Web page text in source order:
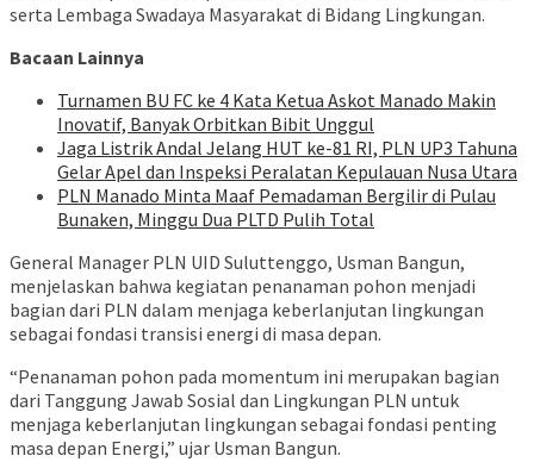
serta Lembaga Swadaya Masyarakat di Bidang Lingkungan.
Bacaan Lainnya
Turnamen BU FC ke 4 Kata Ketua Askot Manado Makin
Inovatif, Banyak Orbitkan Bibit Unggul
Jaga Listrik Andal Jelang HUT ke-81 RI, PLN UP3 Tahuna
Gelar Apel dan Inspeksi Peralatan Kepulauan Nusa Utara
PLN Manado Minta Maaf Pemadaman Bergilir di Pulau
Bunaken, Minggu Dua PLTD Pulih Total
General Manager PLN UID Suluttenggo, Usman Bangun,
menjelaskan bahwa kegiatan penanaman pohon menjadi
bagian dari PLN dalam menjaga keberlanjutan lingkungan
sebagai fondasi transisi energi di masa depan.
“Penanaman pohon pada momentum ini merupakan bagian
dari Tanggung Jawab Sosial dan Lingkungan PLN untuk
menjaga keberlanjutan lingkungan sebagai fondasi penting
masa depan Energi,” ujar Usman Bangun.